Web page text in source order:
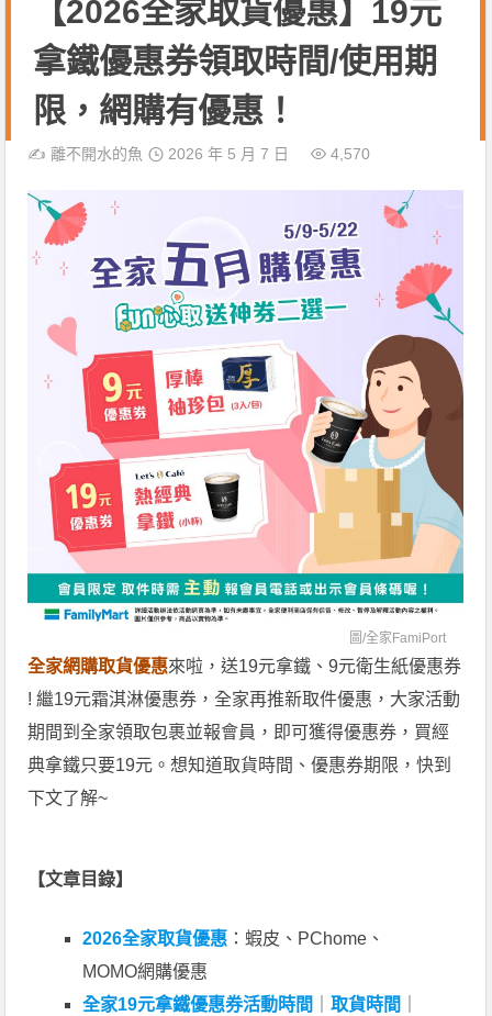
【2026全家取貨優惠】19元
拿鐵優惠券領取時間/使用期
限，網購有優惠！
✍️離不開水的魚 2026 年 5 月 7 日 4,570
圖/全家FamiPort
全家網購取貨優惠來啦，送19元拿鐵、9元衛生紙優惠券
! 繼19元霜淇淋優惠券，全家再推新取件優惠，大家活動
期間到全家領取包裹並報會員，即可獲得優惠券，買經
典拿鐵只要19元。想知道取貨時間、優惠券期限，快到
下文了解~
【文章目錄】
2026全家取貨優惠 ：蝦皮、PChome、
MOMO網購優惠
全家19元拿鐵優惠券活動時間
｜取貨時間